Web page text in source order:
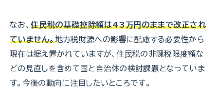
なお、 住民税の基礎控除額は43万円のままで改正され
ていません。地方税財源への影響に配慮する必要性から
現在は据え置かれていますが、住民税の非課税限度額な
どの見直しを含めて国と自治体の検討課題となっていま
す。今後の動向に注目したいところです。